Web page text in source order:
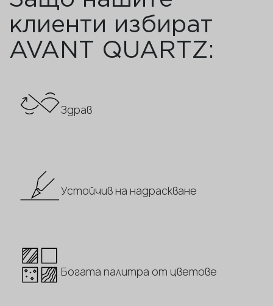
клиенти избират
AVANT QUARTZ:
Здрав
Устойчив на надраскване
Богата палитра от цветове